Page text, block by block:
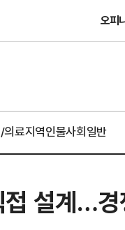
오피
의료지역인물사회일반
접 설계…